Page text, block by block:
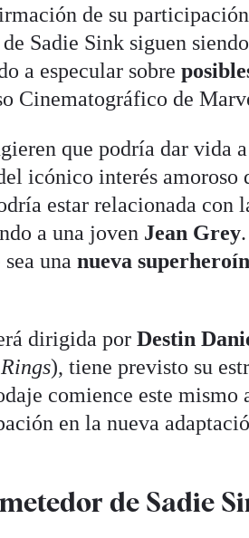
de su
Sadie Sink siguen
a especular sobre
Cinematográfico de
que podría dar vida
icónico interés amoroso
estar relacionada con
a una joven Jean Grey
sea unanueva
dirigida porDestin
), tiene previsto su
comience este
en la nueva
de Sadie